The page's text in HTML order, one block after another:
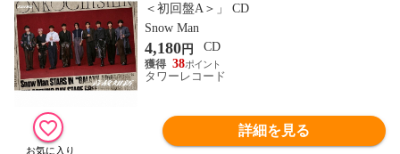
＜初回盤A＞」 CD
Snow Man
4,180円
CD
38
タワーレコード
詳細を見る